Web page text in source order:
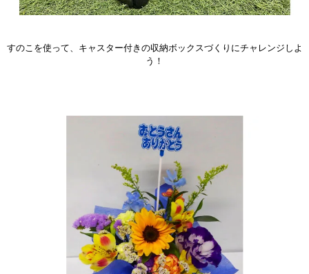
すのこを使って、キャスター付きの収納ボックスづくりにチャレンジしよ
う！